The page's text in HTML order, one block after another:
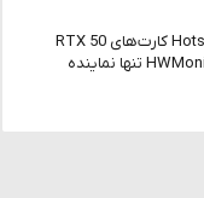
بالاخره سنسور Hotspot کارت‌های RTX 50
ظاهر شد؛ HWMonitor 1.65 تنها نماینده